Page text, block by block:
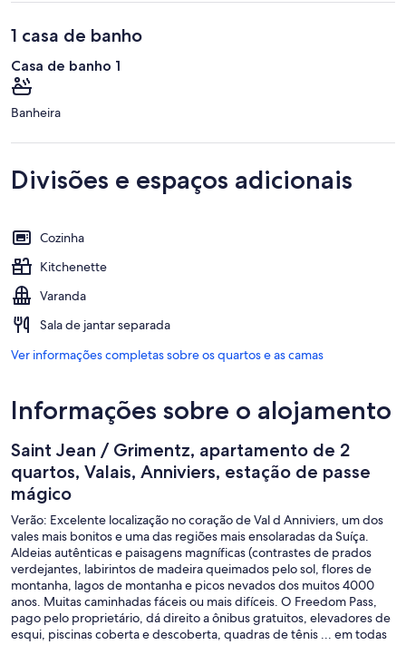
1 casa de banho
Casa de banho 1
Banheira
Divisões e espaços adicionais
Cozinha
Kitchenette
Varanda
Sala de jantar separada
Ver informações completas sobre os quartos e as camas
Informações sobre o alojamento
Saint Jean / Grimentz, apartamento de 2
quartos, Valais, Anniviers, estação de passe
mágico
Verão: Excelente localização no coração de Val d Anniviers, um dos
vales mais bonitos e uma das regiões mais ensolaradas da Suíça.
Aldeias autênticas e paisagens magníficas (contrastes de prados
verdejantes, labirintos de madeira queimados pelo sol, flores de
montanha, lagos de montanha e picos nevados dos muitos 4000
anos. Muitas caminhadas fáceis ou mais difíceis. O Freedom Pass,
pago pelo proprietário, dá direito a ônibus gratuitos, elevadores de
esqui, piscinas coberta e descoberta, quadras de tênis ... em todas